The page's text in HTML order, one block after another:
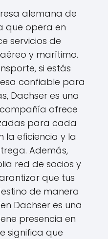
alemana de
que opera en
servicios de
y marítimo.
si estás
confiable para
Dachser es una
ofrece
para cada
la eficiencia y la
Además,
red de socios y
que tus
de manera
Dachser es una
presencia en
significa que